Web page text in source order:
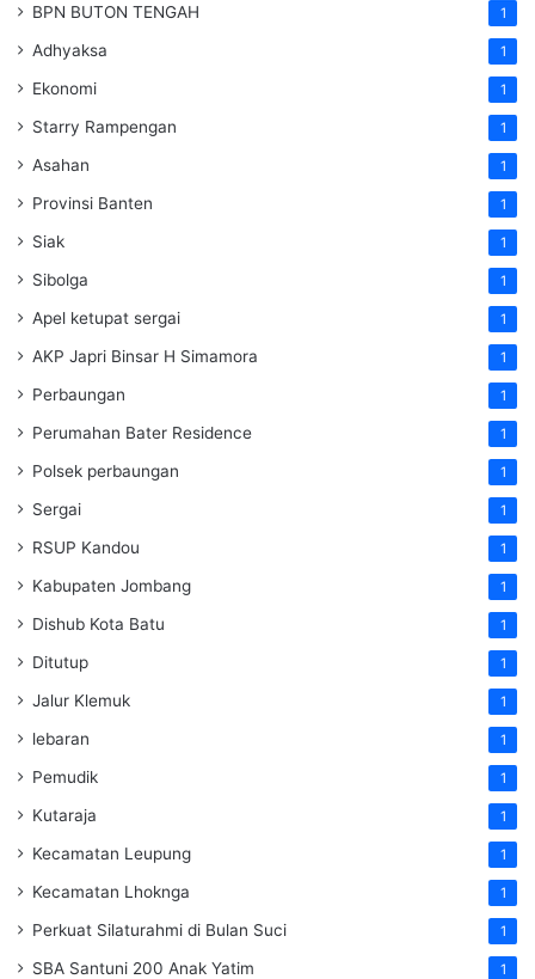
BPN BUTON TENGAH 1
Adhyaksa 1
Ekonomi 1
Starry Rampengan 1
Asahan 1
Provinsi Banten 1
Siak 1
Sibolga 1
Apel ketupat sergai 1
AKP Japri Binsar H Simamora 1
Perbaungan 1
Perumahan Bater Residence 1
Polsek perbaungan 1
Sergai 1
RSUP Kandou 1
Kabupaten Jombang 1
Dishub Kota Batu 1
Ditutup 1
Jalur Klemuk 1
lebaran 1
Pemudik 1
Kutaraja 1
Kecamatan Leupung 1
Kecamatan Lhoknga 1
Perkuat Silaturahmi di Bulan Suci 1
SBA Santuni 200 Anak Yatim 1